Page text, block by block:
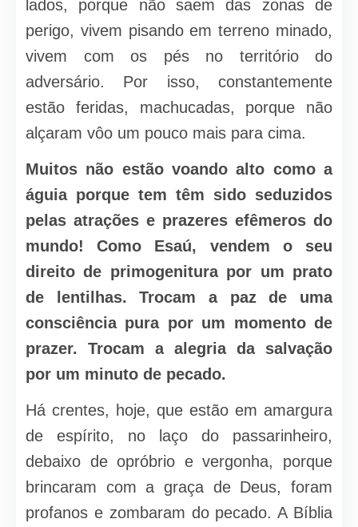
lados, porque não saem das zonas de
perigo, vivem pisando em terreno minado,
vivem com os pés no território do
adversário. Por isso, constantemente
estão feridas, machucadas, porque não
alçaram vôo um pouco mais para cima.
Muitos não estão voando alto como a
águia porque tem têm sido seduzidos
pelas atrações e prazeres efêmeros do
mundo! Como Esaú, vendem o seu
direito de primogenitura por um prato
de lentilhas. Trocam a paz de uma
consciência pura por um momento de
prazer. Trocam a alegria da salvação
por um minuto de pecado.
Há crentes, hoje, que estão em amargura
de espírito, no laço do passarinheiro,
debaixo de opróbrio e vergonha, porque
brincaram com a graça de Deus, foram
profanos e zombaram do pecado. A Bíblia